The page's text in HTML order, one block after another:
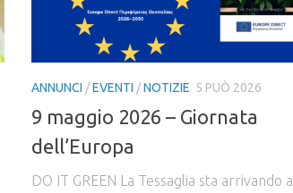
ANNUNCI /EVENTI /NOTIZIE 5 PUÒ 2026
9 maggio 2026 – Giornata
dell’Europa
DO IT GREEN La Tessaglia sta arrivando a